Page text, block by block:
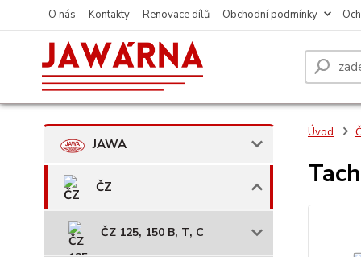
O nás Kontakty Renovace dílů Obchodní podmínky
JAWA
ČZ
ČZ 125, 150 B, T, C
Úvod